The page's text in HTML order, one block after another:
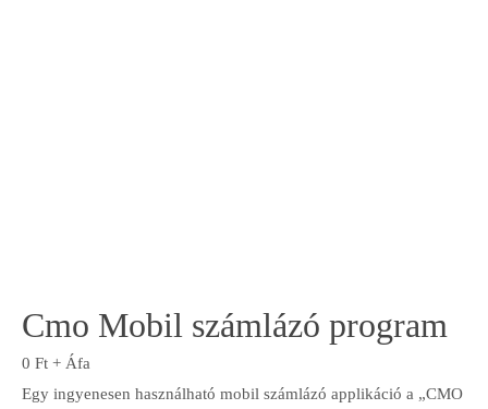
Cmo Mobil számlázó program
0 Ft + Áfa
Egy ingyenesen használható mobil számlázó applikáció a „CMO